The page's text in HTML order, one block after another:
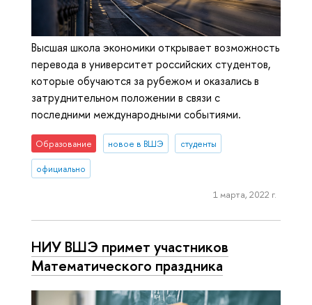
Высшая школа экономики открывает возможность
перевода в университет российских студентов,
которые обучаются за рубежом и оказались в
затруднительном положении в связи с
последними международными событиями.
Образование новое в ВШЭ студенты
официально
1 марта, 2022 г.
НИУ ВШЭ примет участников
Математического праздника